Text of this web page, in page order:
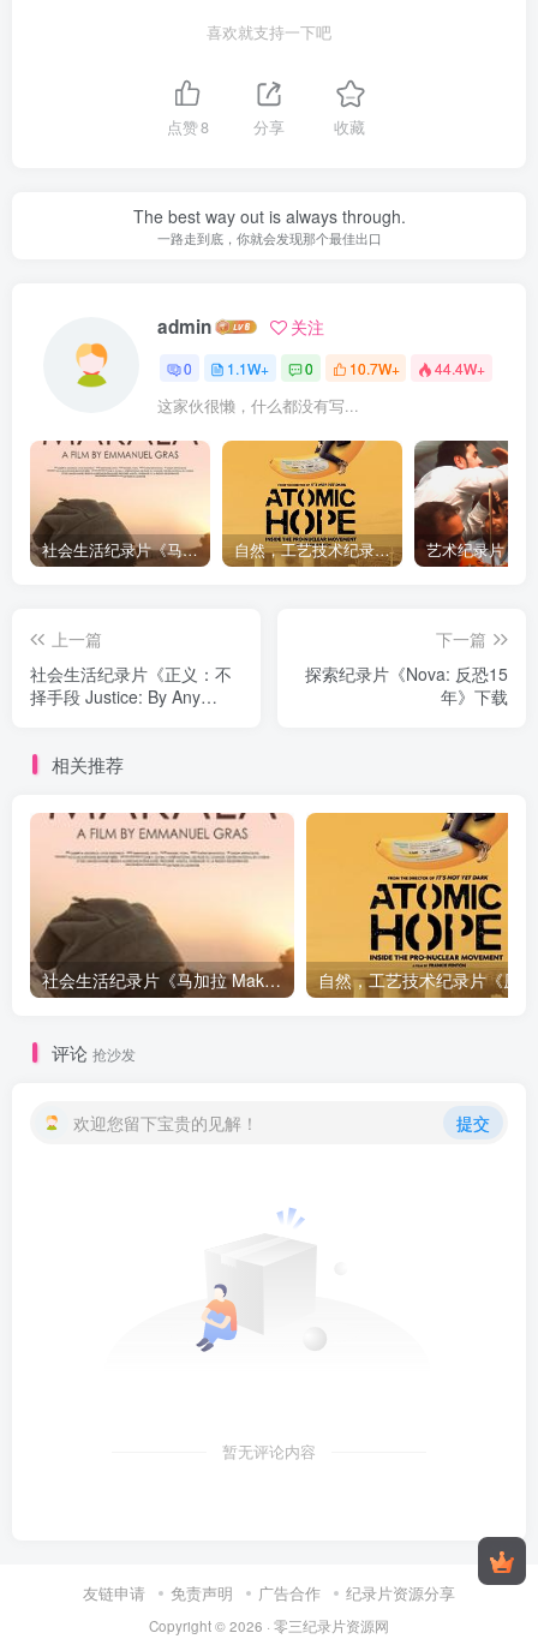
喜欢就支持一下吧
点赞8 分享 收藏
The best way out is always through.
一路走到底，你就会发现那个最佳出口
admin 关注
0 1.1W+ 0 10.7W+ 44.4W+
这家伙很懒，什么都没有写...
社会生活纪录片《马加拉 Makala》下载 自然，工艺技术纪录片《原子能的希望 Atomic Hope – Inside the Pro-Nuclear Movement》下载
上一篇
社会生活纪录片《正义：不
择手段 Justice: By Any
下一篇
探索纪录片《Nova: 反恐15
年》下载
相关推荐
社会生活纪录片《马加拉 Makala》下载
评论 抢沙发
欢迎您留下宝贵的见解！ 提交
暂无评论内容
友链申请 免责声明 广告合作 纪录片资源分享
Copyright © 2026 · 零三纪录片资源网